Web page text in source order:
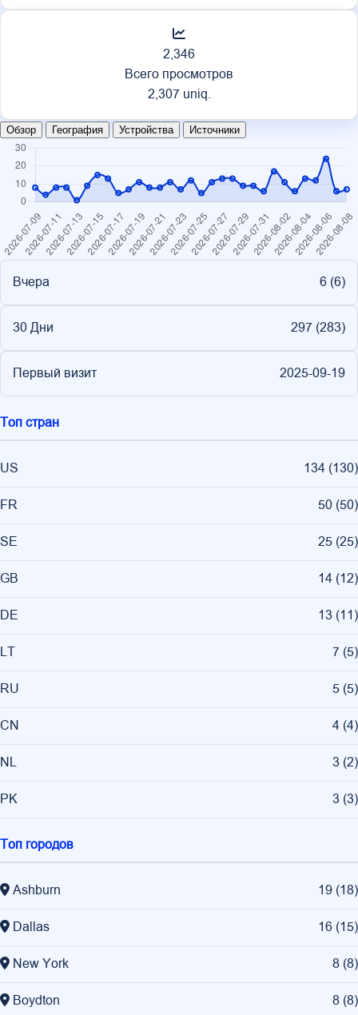
2,346
Всего просмотров
2,307 uniq.
Обзор География Устройства Источники
Вчера 6 (6)
30 Дни 297 (283)
Первый визит 2025-09-19
Топ стран
US 134 (130)
FR 50 (50)
SE 25 (25)
GB 14 (12)
DE 13 (11)
LT 7 (5)
RU 5 (5)
CN 4 (4)
NL 3 (2)
PK 3 (3)
Топ городов
Ashburn 19 (18)
Dallas 16 (15)
New York 8 (8)
Boydton 8 (8)